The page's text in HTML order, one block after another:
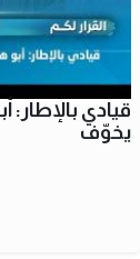
قيادي
يخوّف